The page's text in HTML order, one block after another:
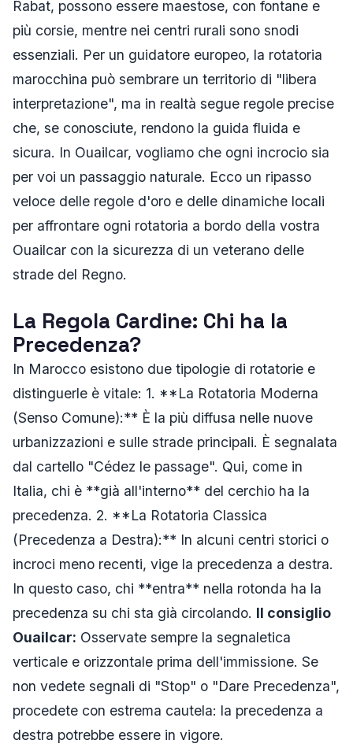
Rabat, possono essere maestose, con fontane e
più corsie, mentre nei centri rurali sono snodi
essenziali. Per un guidatore europeo, la rotatoria
marocchina può sembrare un territorio di "libera
interpretazione", ma in realtà segue regole precise
che, se conosciute, rendono la guida fluida e
sicura. In Ouailcar, vogliamo che ogni incrocio sia
per voi un passaggio naturale. Ecco un ripasso
veloce delle regole d'oro e delle dinamiche locali
per affrontare ogni rotatoria a bordo della vostra
Ouailcar con la sicurezza di un veterano delle
strade del Regno.
La Regola Cardine: Chi ha la
Precedenza?
In Marocco esistono due tipologie di rotatorie e
distinguerle è vitale: 1. **La Rotatoria Moderna
(Senso Comune):** È la più diffusa nelle nuove
urbanizzazioni e sulle strade principali. È segnalata
dal cartello "Cédez le passage". Qui, come in
Italia, chi è **già all'interno** del cerchio ha la
precedenza. 2. **La Rotatoria Classica
(Precedenza a Destra):** In alcuni centri storici o
incroci meno recenti, vige la precedenza a destra.
In questo caso, chi **entra** nella rotonda ha la
precedenza su chi sta già circolando. Il consiglio
Ouailcar: Osservate sempre la segnaletica
verticale e orizzontale prima dell'immissione. Se
non vedete segnali di "Stop" o "Dare Precedenza",
procedete con estrema cautela: la precedenza a
destra potrebbe essere in vigore.